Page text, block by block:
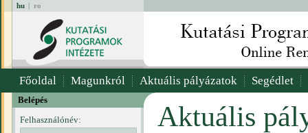
hu | ro
Főoldal Magunkról Aktuális pályázatok Segédlet
Belépés
Felhasználónév:
Aktuális